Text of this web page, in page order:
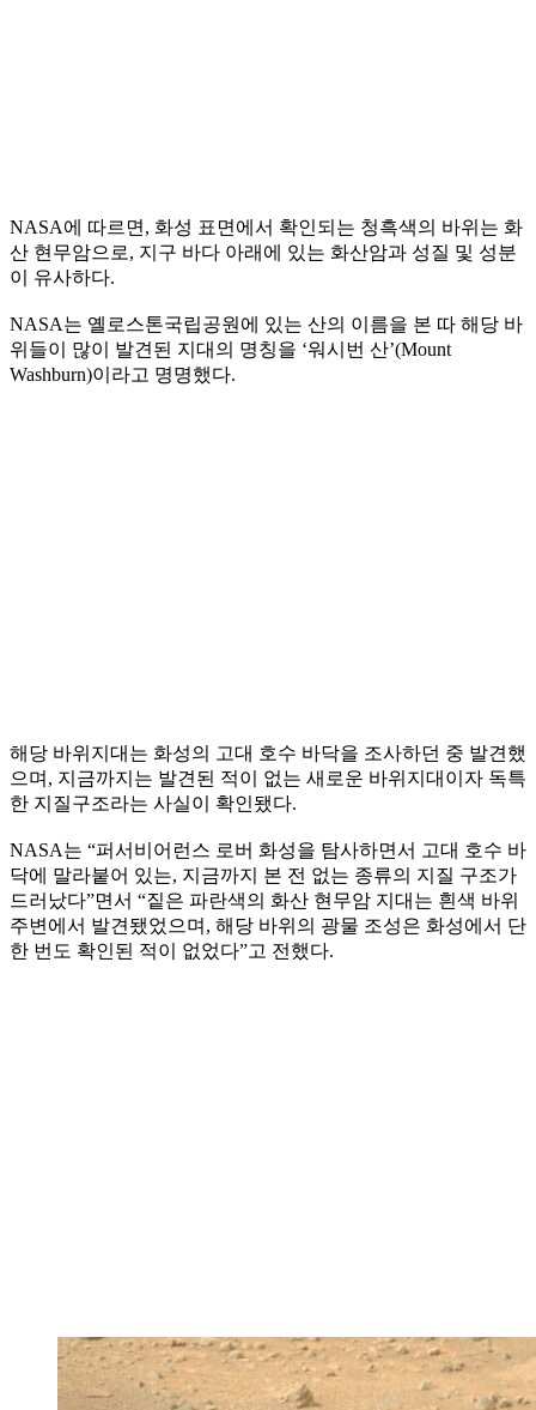
NASA에 따르면, 화성 표면에서 확인되는 청흑색의 바위는 화
산 현무암으로, 지구 바다 아래에 있는 화산암과 성질 및 성분
이 유사하다.
NASA는 옐로스톤국립공원에 있는 산의 이름을 본 따 해당 바
위들이 많이 발견된 지대의 명칭을 ‘워시번 산’(Mount
Washburn)이라고 명명했다.
해당 바위지대는 화성의 고대 호수 바닥을 조사하던 중 발견했
으며, 지금까지는 발견된 적이 없는 새로운 바위지대이자 독특
한 지질구조라는 사실이 확인됐다.
NASA는 “퍼서비어런스 로버 화성을 탐사하면서 고대 호수 바
닥에 말라붙어 있는, 지금까지 본 전 없는 종류의 지질 구조가
드러났다”면서 “짙은 파란색의 화산 현무암 지대는 흰색 바위
주변에서 발견됐었으며, 해당 바위의 광물 조성은 화성에서 단
한 번도 확인된 적이 없었다”고 전했다.